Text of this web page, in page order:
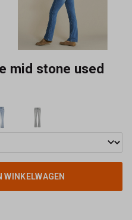
mid stone used
WINKELWAGEN